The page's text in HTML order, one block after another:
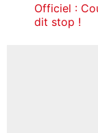
Officiel :
dit stop !